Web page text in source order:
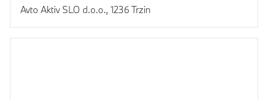
Avto Aktiv SLO d.o.o., 1236 Trzin